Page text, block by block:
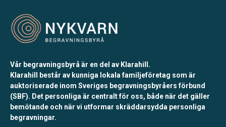
Vår begravningsbyrå är en del av Klarahill.
Klarahill består av kunniga lokala familjeföretag som är
auktoriserade inom Sveriges begravningsbyråers förbund
(SBF). Det personliga är centralt för oss, både när det gäller
bemötande och när vi utformar skräddarsydda personliga
begravningar.